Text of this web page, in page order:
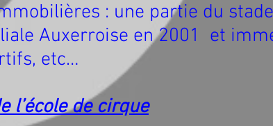
: une partie du
Auxerroise en 2001 et
etc…
l’école de cirque